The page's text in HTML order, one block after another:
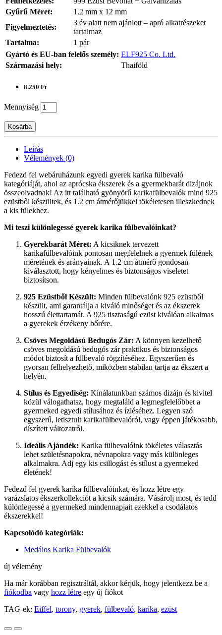
Gyűrű Méret:
1.2 mm x 12 mm
Figyelmeztetés:
3 év alatt nem ajánlott – apró alkatrészeket
tartalmaz
Tartalma:
1 pár
Gyártó és EU-ban felelős személy: ELF925 Co. Ltd.
Származási hely:
Thaiföld
8.250 Ft
Mennyiség
Kosárba
Leírás
Vélemények (0)
Fedezd fel webáruházunk egyedi gyerek karika fülbevaló
kategóriáját, ahol az aprócska ékszerek és a gyermekbarát dizájnok
összeolvadnak! Az itt található gyönyörű karikafülbevalók mind 925
ezüstből készültek, és 1.2 cm átmérőjükkel tökéletesen illeszkednek
a kis fülekhez.
Mi teszi különlegessé gyerek karika fülbevalóinkat?
Gyerekbarát Méret: A kicsiknek tervezett
karikafülbevalóink pontosan megfelelnek a gyermek fülének
méretének és arányainak. A 1.2 cm átmérő gondosan
kiválasztott, hogy kényelmes és biztonságos viseletet
biztosítson.
925 Ezüstből Készült: Minden fülbevalónk 925 ezüstből
készült, ami garantálja a kiváló minőséget és az ékszerek
hosszú élettartamát. A 925 tisztaságú ezüst kiválóan alkalmas
a gyerekek érzékeny bőrére.
Csöves Megoldású Bedugós Zár: A könnyen kezelhető
csöves megoldású bedugós zár praktikus és biztonságos
módot biztosít a fülbevaló rögzítéséhez. Egyszerűen és
gyorsan felhelyezhető, miközben stabilan tartja az ékszert a
helyén.
Stílus és Egyediség: Kínálatunkban számos dizájn és kivitel
közül válogathatsz, hogy megtaláld a legmegfelelőbbet a
gyermeked egyedi stílusához és ízléséhez. Legyen szó
egyszerű, letisztult karikafülbevalóról, vagy éppen játékosabb,
díszített változatról.
Ideális Ajándék: Karika fülbevalóink tökéletes választás
lehet születésnapokra, névnapokra vagy más különleges
alkalmakra. Adj egy kis csillogást és stílust a gyermeked
életének!
Fedezd fel gyerek karika fülbevalóinkat, és hozz létre egy
varázslatos ékszerkollekciót a kicsik számára. Vásárolj most, és tedd
különlegessé a gyermeked mindennapjait ezekkel a csodálatos
ékszerekkel!
Kapcsolódó kategóriák:
Medálos Karika Fülbevalók
új vélemény
Ha már korábban regisztráltál, akkor kérjük, hogy jelentkezz be a
fiókodba vagy hozz létre egy új fiókot
TAG-ek: Eiffel, torony, gyerek, fülbevaló, karika, ezüst